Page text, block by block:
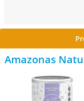
Amazonas